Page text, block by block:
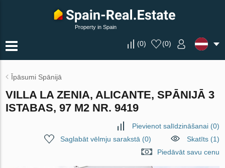
Property in Spain
(0) (0)
Īpāsumi Spānijā
VILLA LA ZENIA, ALICANTE, SPĀNIJĀ 3
ISTABAS, 97 M2 NR. 9419
Pievienot salīdzināšanai(0)
Saglabāt vēlmju sarakstā (0)
Skatīts (1)
Piedāvāt savu cenu